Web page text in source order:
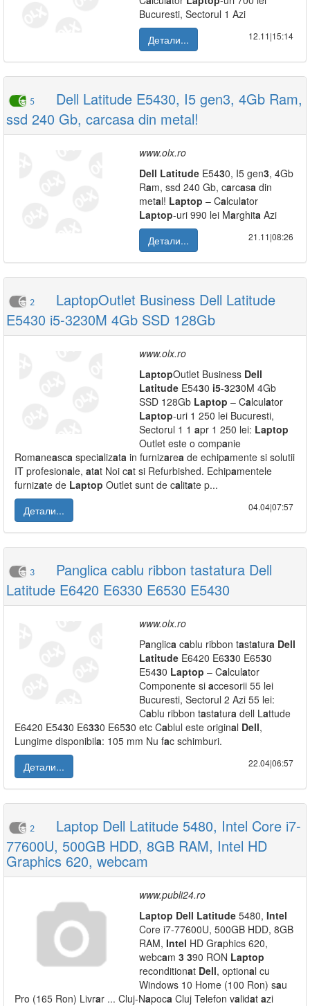
Bucuresti, Sectorul 1 Azi
Детали...
12.11|15:14
5
Dell Latitude E5430, I5 gen3, 4Gb Ram,
ssd 240 Gb, carcasa din metal!
www.olx.ro
Dell Latitude E5430, I5 gen3, 4Gb
Ram, ssd 240 Gb, carcasa din
metal! Laptop – Calculator
Laptop-uri 990 lei Marghita Azi
Детали...
21.11|08:26
2
LaptopOutlet Business Dell Latitude
E5430 i5-3230M 4Gb SSD 128Gb
www.olx.ro
LaptopOutlet Business Dell
Latitude E5430 i5-3230M 4Gb
SSD 128Gb Laptop – Calculator
Laptop-uri 1 250 lei Bucuresti,
Sectorul 1 1 apr 1 250 lei: Laptop
Outlet este o companie
Romaneasca specializata in furnizarea de echipamente si solutii
IT profesionale, atat Noi cat si Refurbished. Echipamentele
furnizate de Laptop Outlet sunt de calitate p...
Детали...
04.04|07:57
3
Panglica cablu ribbon tastatura Dell
Latitude E6420 E6330 E6530 E5430
www.olx.ro
Panglica cablu ribbon tastatura Dell
Latitude E6420 E6330 E6530
E5430 Laptop – Calculator
Componente si accesorii 55 lei
Bucuresti, Sectorul 2 Azi 55 lei:
Cablu ribbon tastatura dell Lattude
E6420 E5430 E6330 E6530 etc Cablul este original Dell,
Lungime disponibila: 105 mm Nu fac schimburi.
Детали...
22.04|06:57
2
Laptop Dell Latitude 5480, Intel Core i7-
77600U, 500GB HDD, 8GB RAM, Intel HD
Graphics 620, webcam
www.publi24.ro
Laptop Dell Latitude 5480, Intel
Core i7-77600U, 500GB HDD, 8GB
RAM, Intel HD Graphics 620,
webcam 3 390 RON Laptop
reconditionat Dell, optional cu
Windows 10 Home (100 Ron) sau
Pro (165 Ron) Livrar ... Cluj-Napoca Cluj Telefon validat azi